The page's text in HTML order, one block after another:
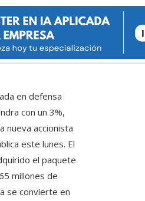
en defensa
con un 3%,
nueva accionista
este lunes. El
el paquete
millones de
se convierte en